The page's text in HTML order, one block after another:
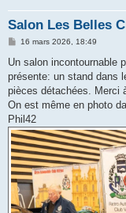
Salon Les Belles
M
s
a
g
16 mars 2026, 18:49
Un salon incontournable
présente: un stand dans
pièces détachées. Merci
On est même en photo
Phil42